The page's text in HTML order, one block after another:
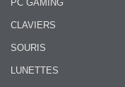
PC GAMING
CLAVIERS
SOURIS
LUNETTES